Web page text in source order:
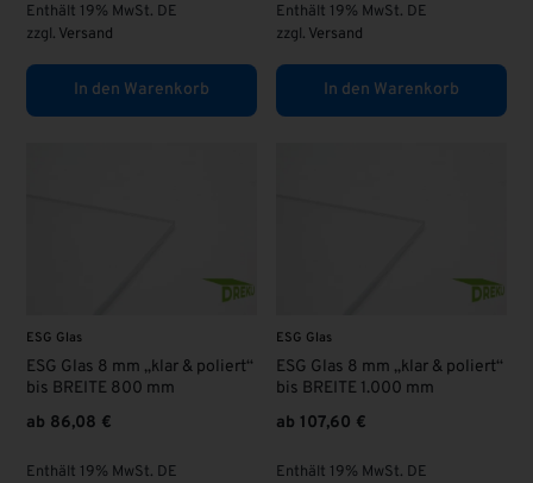
Enthält 19% MwSt. DE
zzgl. Versand
In den Warenkorb
Enthält 19% MwSt. DE
zzgl. Versand
In den Warenkorb
ESG Glas
ESG Glas 8 mm „klar & poliert“
bis BREITE 800 mm
ab 86,08 €
Enthält 19% MwSt. DE
ESG Glas
ESG Glas 8 mm „klar & poliert“
bis BREITE 1.000 mm
ab 107,60 €
Enthält 19% MwSt. DE